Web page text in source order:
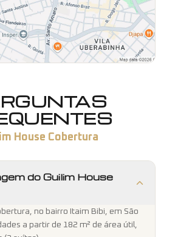
House Cobertura
do Guilim House
no bairro Itaim Bibi, em São
a partir de 182 m² de área útil,